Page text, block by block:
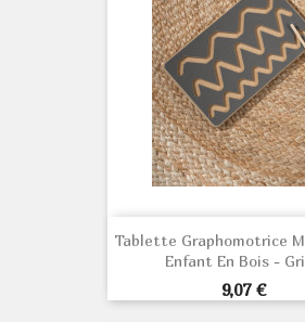
Tablette Graphomotrice
Enfant En Bois -
Prix
9,07 €